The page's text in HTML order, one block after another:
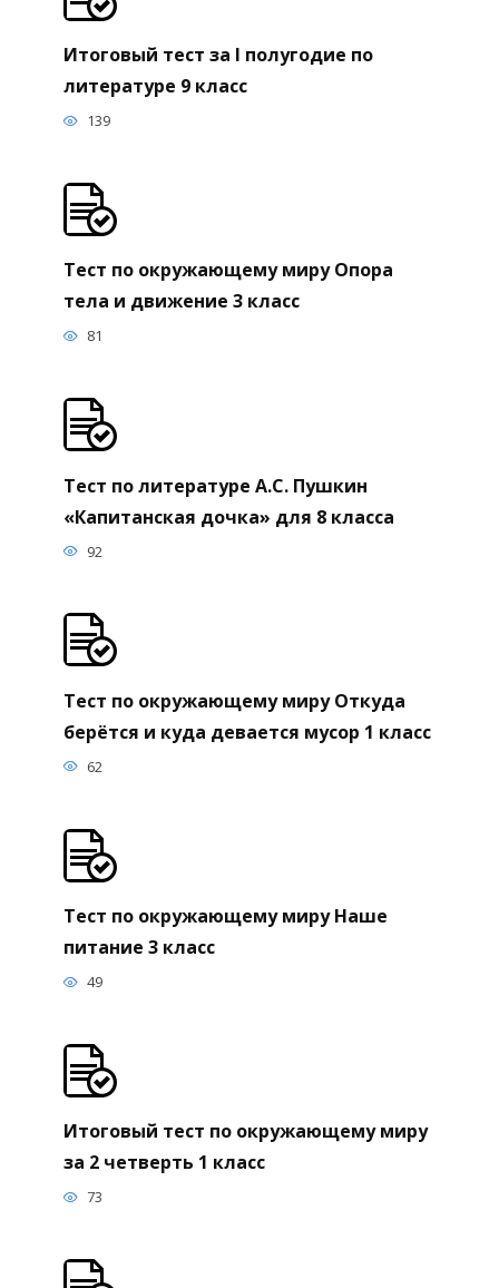
Итоговый тест за I полугодие по
литературе 9 класс
139
Тест по окружающему миру Опора
тела и движение 3 класс
81
Тест по литературе А.С. Пушкин
«Капитанская дочка» для 8 класса
92
Тест по окружающему миру Откуда
берётся и куда девается мусор 1 класс
62
Тест по окружающему миру Наше
питание 3 класс
49
Итоговый тест по окружающему миру
за 2 четверть 1 класс
73